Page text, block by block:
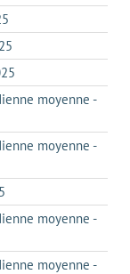
moyenne -
moyenne -
moyenne -
moyenne -